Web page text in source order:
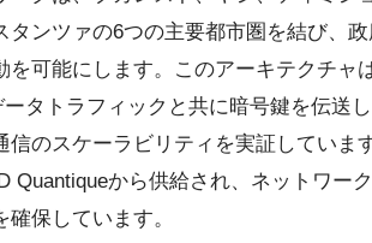
タンツァの6つの主要都市圏を結び、
を可能にします。このアーキテクチャ
タトラフィックと共に暗号鍵を伝送
信のスケーラビリティを実証していま
Quantiqueから供給され、ネットワー
保しています。